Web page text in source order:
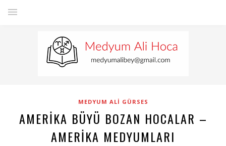
MEDYUM ALI GÜRSES
AMERIKA BÜYÜ BOZAN HOCALAR –
AMERIKA MEDYUMLARI